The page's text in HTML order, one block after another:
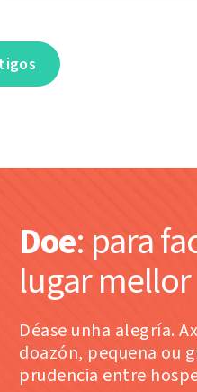
Doe: para
lugar mellor
Déase unha alegría.
doazón, pequena ou
prudencia entre